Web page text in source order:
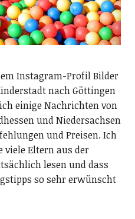
Instagram-Profil Bilder
nach Göttingen
einige Nachrichten von
und Niedersachsen
und Preisen. Ich
Eltern aus der
lesen und dass
so sehr erwünscht